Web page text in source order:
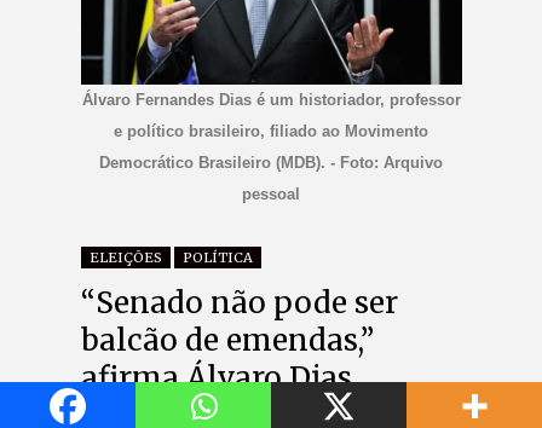
Álvaro Fernandes Dias é um historiador, professor
e político brasileiro, filiado ao Movimento
Democrático Brasileiro (MDB). - Foto: Arquivo
pessoal
ELEIÇÕES POLÍTICA
“Senado não pode ser
balcão de emendas,”
afirma Álvaro Dias
On